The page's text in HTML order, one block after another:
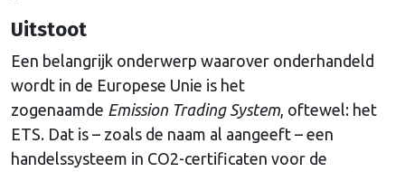
Uitstoot
Een belangrijk onderwerp waarover onderhandeld
wordt in de Europese Unie is het
zogenaamde Emission Trading System , oftewel: het
ETS. Dat is – zoals de naam al aangeeft – een
handelssysteem in CO2-certificaten voor de